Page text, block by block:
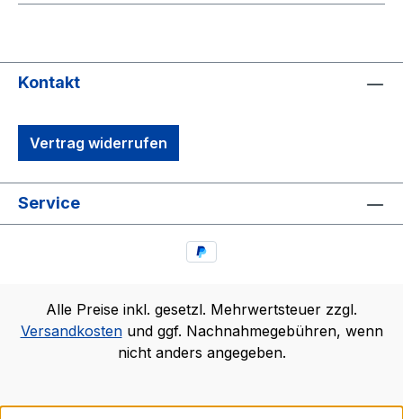
Kontakt
Vertrag widerrufen
Service
Alle Preise inkl. gesetzl. Mehrwertsteuer zzgl.
Versandkostenund ggf. Nachnahmegebühren, wenn
nicht anders angegeben.